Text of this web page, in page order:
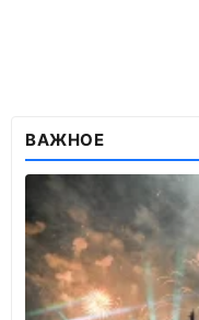
ВАЖНОЕ